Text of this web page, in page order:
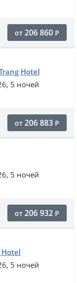
от 206 860 Р
Hotel
5 ночей
от 206 883 Р
5 ночей
от 206 932 Р
5 ночей